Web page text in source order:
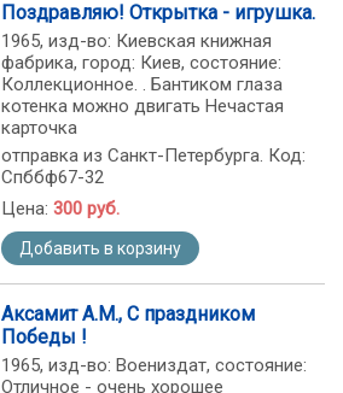
Поздравляю! Открытка - игрушка.
1965, изд-во: Киевская книжная
фабрика, город: Киев, состояние:
Коллекционное. . Бантиком глаза
котенка можно двигать Нечастая
карточка
отправка из Санкт-Петербурга. Код:
Спббф67-32
Цена: 300 руб.
Добавить в корзину
Аксамит А.М., С праздником
Победы !
1965, изд-во: Воениздат, состояние:
Отличное - очень хорошее